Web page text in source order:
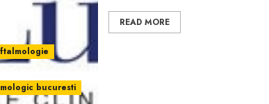
bucuresti
READ MORE